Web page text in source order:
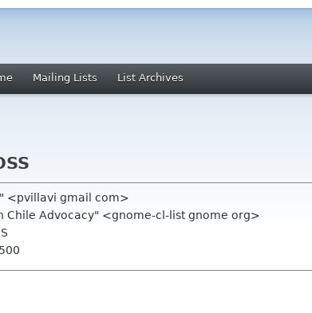
Mailing Lists List Archives
<pvillavi gmail com>
Chile Advocacy" <gnome-cl-list gnome org>